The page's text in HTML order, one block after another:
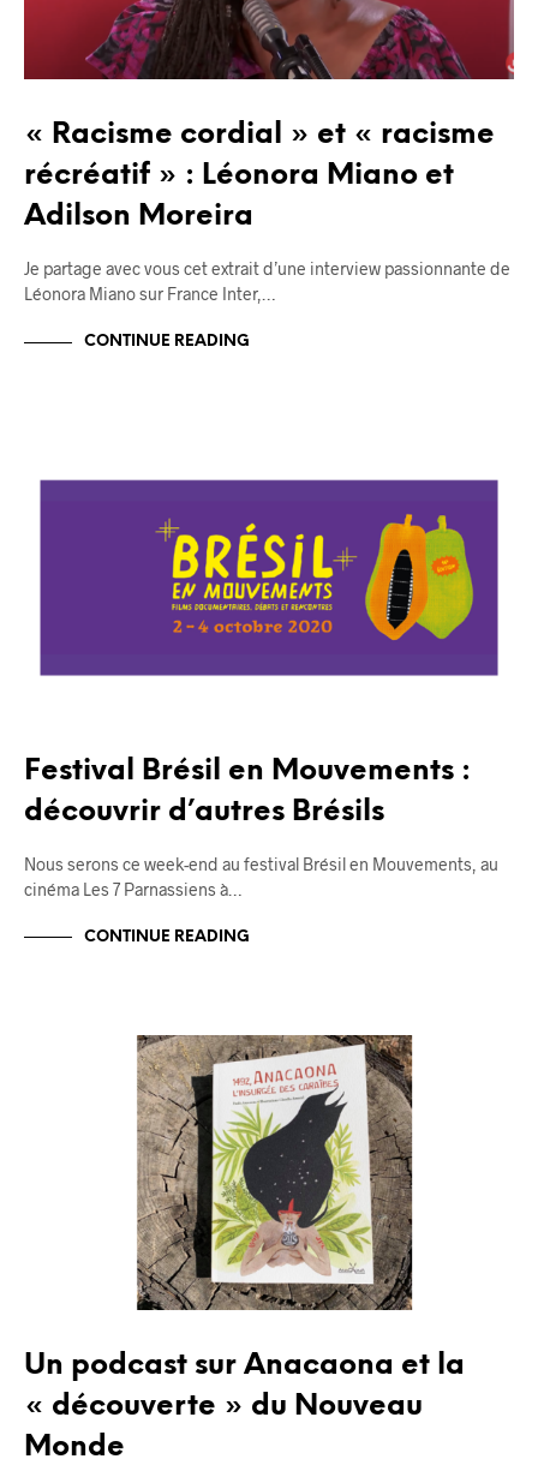
« Racisme cordial » et « racisme
récréatif » : Léonora Miano et
Adilson Moreira
Je partage avec vous cet extrait d’une interview passionnante de
Léonora Miano sur France Inter,…
CONTINUE READING
Festival Brésil en Mouvements :
découvrir d’autres Brésils
Nous serons ce week-end au festival Brésil en Mouvements, au
cinéma Les 7 Parnassiens à…
CONTINUE READING
Un podcast sur Anacaona et la
« découverte » du Nouveau
Monde